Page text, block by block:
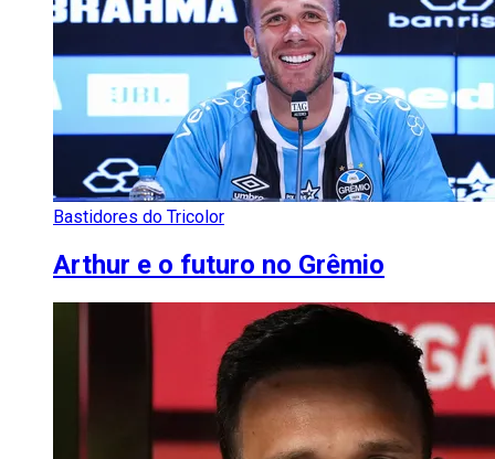
Bastidores do Tricolor
Arthur e o futuro no Grêmio